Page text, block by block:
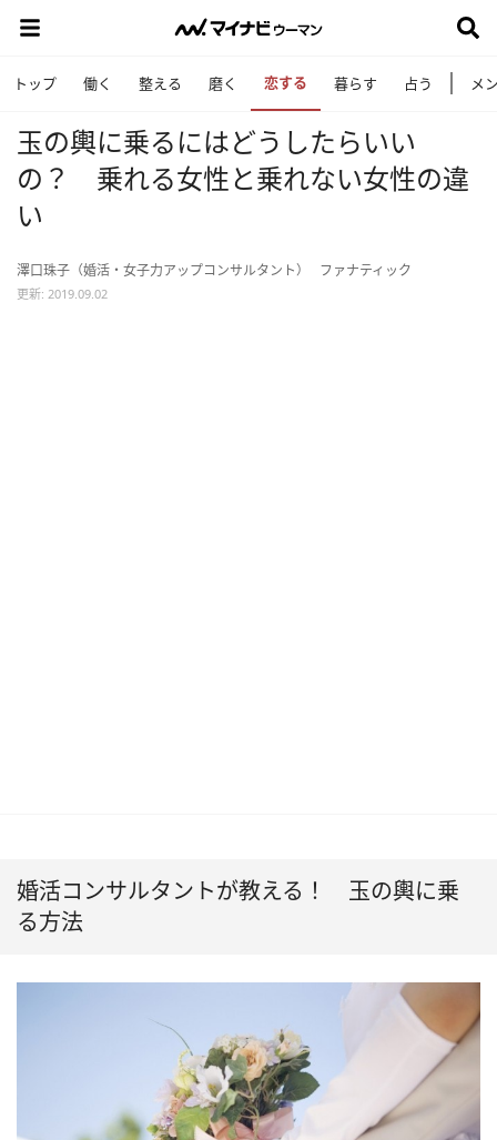
トップ 働く 整える 磨く 恋する 暮らす 占う メ
玉の輿に乗るにはどうしたらいい
の？ 乗れる女性と乗れない女性の違
い
澤口珠子（婚活・女子力アップコンサルタント） ファナティック
更新: 2019.09.02
婚活コンサルタントが教える！ 玉の輿に乗
る方法